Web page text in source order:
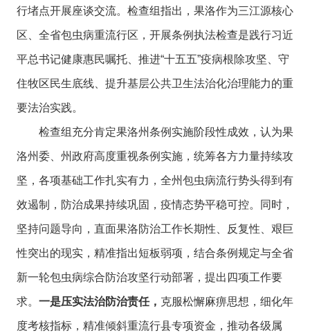
行堵点开展座谈交流。检查组指出，果洛作为三江源核心
区、全省包虫病重流行区，开展条例执法检查是践行习近
平总书记健康惠民嘱托、推进“十五五”疫病根除攻坚、守
住牧区民生底线、提升基层公共卫生法治化治理能力的重
要法治实践。
检查组充分肯定果洛州条例实施阶段性成效，认为果
洛州委、州政府高度重视条例实施，统筹各方力量持续攻
坚，各项基础工作扎实有力，全州包虫病流行势头得到有
效遏制，防治成果持续巩固，疫情态势平稳可控。同时，
坚持问题导向，直面果洛防治工作长期性、反复性、艰巨
性突出的现实，精准指出短板弱项，结合条例规定与全省
新一轮包虫病综合防治攻坚行动部署，提出四项工作要
求。 一是压实法治防治责任， 克服松懈麻痹思想，细化年
度考核指标，精准倾斜重流行县专项资金，推动各级属